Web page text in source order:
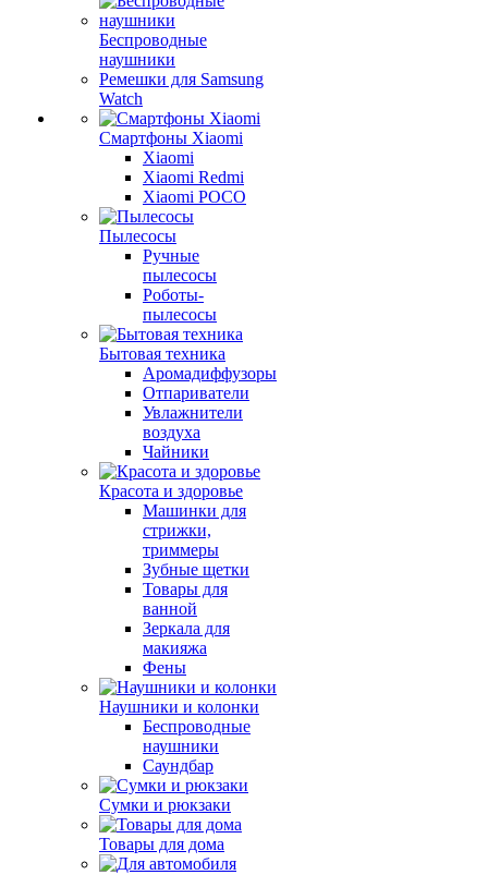
Беспроводные
наушники
Ремешки для Samsung
Watch
Смартфоны Xiaomi
Xiaomi
Xiaomi Redmi
Xiaomi POCO
Пылесосы
Ручные
пылесосы
Роботы-
пылесосы
Бытовая техника
Аромадиффузоры
Отпариватели
Увлажнители
воздуха
Чайники
Красота и здоровье
Машинки для
стрижки,
триммеры
Зубные щетки
Товары для
ванной
Зеркала для
макияжа
Фены
Наушники и колонки
Беспроводные
наушники
Саундбар
Сумки и рюкзаки
Товары для дома